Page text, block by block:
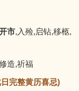
市,入殓,启钻,移柩,
造,祈福
完整黄历喜忌)